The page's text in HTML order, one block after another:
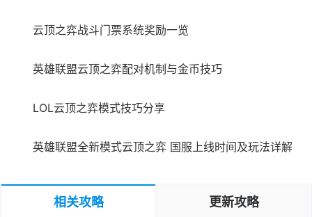
云顶之弈战斗门票系统奖励一览
英雄联盟云顶之弈配对机制与金币技巧
LOL云顶之弈模式技巧分享
英雄联盟全新模式云顶之弈 国服上线时间及玩法详解
相关攻略 更新攻略